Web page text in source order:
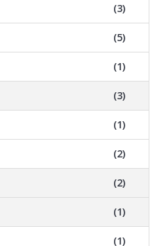
(3)
(5)
(1)
(3)
(1)
(2)
(2)
(1)
(1)